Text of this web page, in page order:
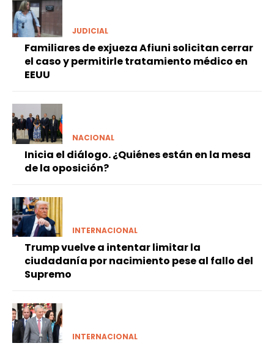
JUDICIAL
Familiares de exjueza Afiuni solicitan cerrar
el caso y permitirle tratamiento médico en
EEUU
NACIONAL
Inicia el diálogo. ¿Quiénes están en la mesa
de la oposición?
INTERNACIONAL
Trump vuelve a intentar limitar la
ciudadanía por nacimiento pese al fallo del
Supremo
INTERNACIONAL